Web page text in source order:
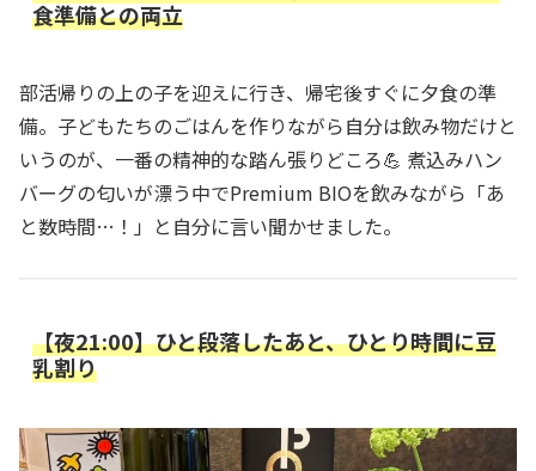
食準備との両立
部活帰りの上の子を迎えに行き、帰宅後すぐに夕食の準
備。子どもたちのごはんを作りながら自分は飲み物だけと
いうのが、一番の精神的な踏ん張りどころ💪 煮込みハン
バーグの匂いが漂う中でPremium BIOを飲みながら「あ
と数時間…！」と自分に言い聞かせました。
【夜21:00】ひと段落したあと、ひとり時間に豆
乳割り